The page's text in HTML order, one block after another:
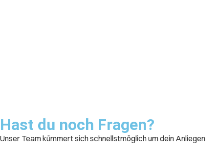
Hast du noch Fragen?
Unser Team kümmert sich schnellstmöglich um dein Anliegen